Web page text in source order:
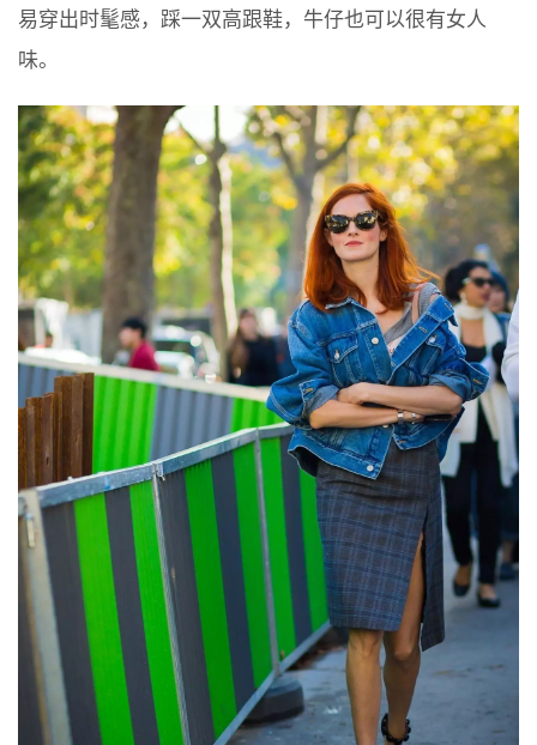
易穿出时髦感，踩一双高跟鞋，牛仔也可以很有女人
味。